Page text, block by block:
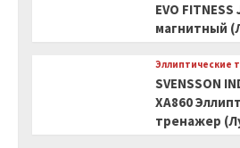
EVO FITNESS
магнитный
Эллиптические
SVENSSON
XA860
тренажер